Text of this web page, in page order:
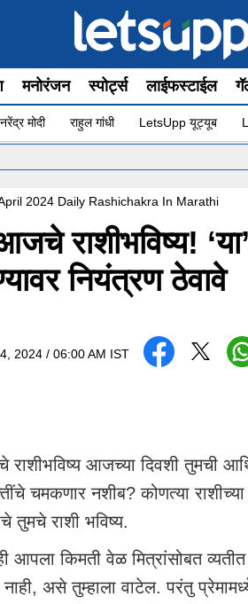
मनोरंजन स्पोर्ट्स लाईफस्टाईल
नरेंद्र मोदी राहुल गांधी LetsUpp यूट्यूब
2024 Daily Rashichakra In Marathi
राशीभविष्य! ‘या’
नियंत्रण ठेवावे
2024 / 06:00 AM IST
आजच्या दिवशी तुमची
चमकणार नशीब? कोणत्या राशीच्या
तुमचे राशी भविष्य.
आपला किमती वेळ मित्रांसोबत
असे तुम्हाला वाटेल. परंतु